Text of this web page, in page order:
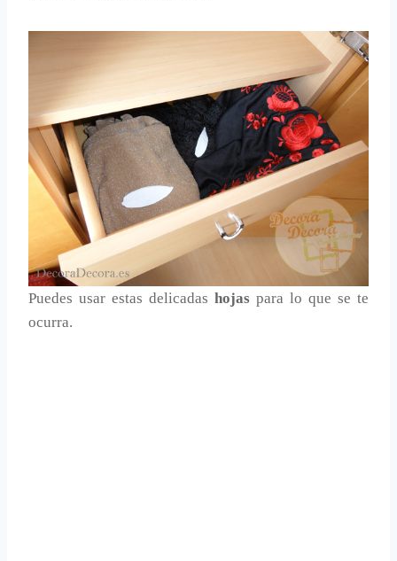
Puedes usar estas delicadas hojas para lo que se te
ocurra.